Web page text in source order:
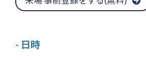
- 日時